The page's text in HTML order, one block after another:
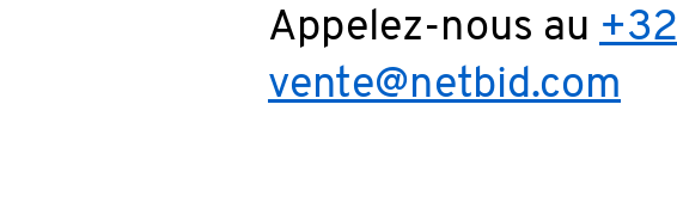
Appelez-nous au
vente@netbid.com